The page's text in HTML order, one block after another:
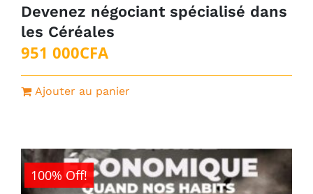
Devenez négociant spécialisé dans
les Céréales
951 000CFA
Ajouter au panier
100% Off!